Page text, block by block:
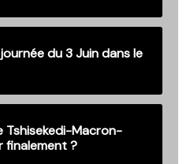
du 3 Juin dans le
Tshisekedi-Macron-
finalement ?